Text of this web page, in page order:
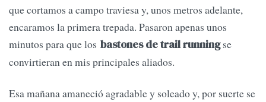
que cortamos a campo traviesa y, unos metros adelante,
encaramos la primera trepada. Pasaron apenas unos
minutos para que los bastones detrail runningse
convirtieran en mis principales aliados.
Esa mañana amaneció agradable y soleado y, por suerte se